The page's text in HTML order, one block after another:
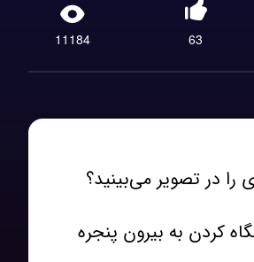
11184 63